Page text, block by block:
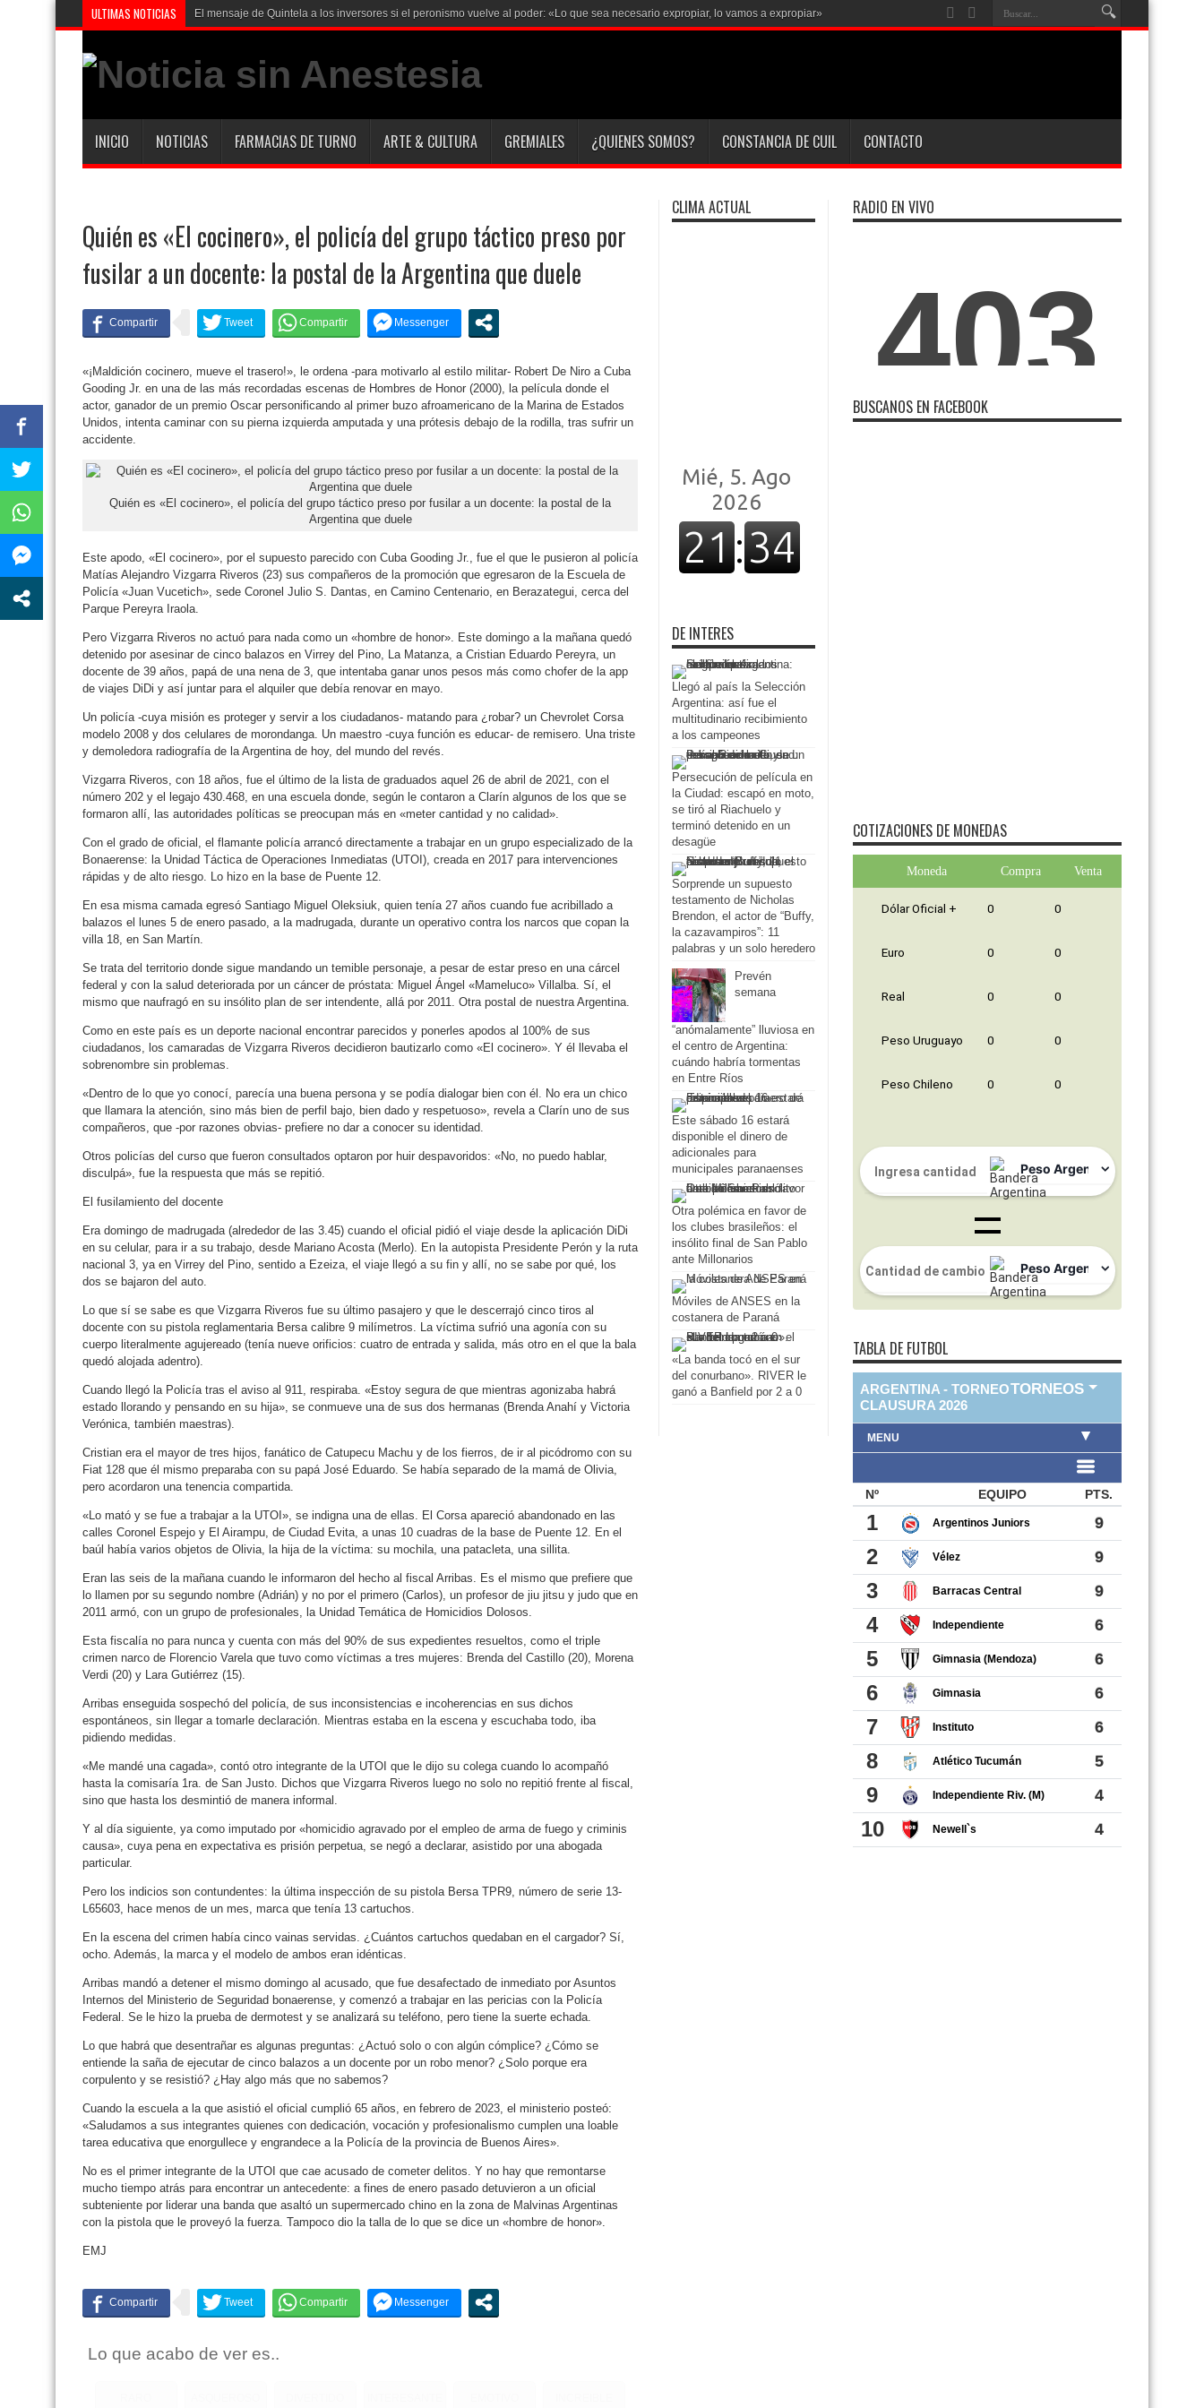
ULTIMAS NOTICIAS El mensaje de Quintela a los inversores si el peronismo vuelve al poder: «Lo que sea necesario expropiar, lo vamos a expropiar»
INICIO NOTICIAS FARMACIAS DE TURNO ARTE & CULTURA GREMIALES ¿QUIENES SOMOS? CONSTANCIA DE CUIL CONTACTO
Quién es «El cocinero», el policía del grupo táctico preso por
fusilar a un docente: la postal de la Argentina que duele
«¡Maldición cocinero, mueve el trasero!», le ordena -para motivarlo al estilo militar- Robert De Niro a Cuba
Gooding Jr. en una de las más recordadas escenas de Hombres de Honor (2000), la película donde el
actor, ganador de un premio Oscar personificando al primer buzo afroamericano de la Marina de Estados
Unidos, intenta caminar con su pierna izquierda amputada y una prótesis debajo de la rodilla, tras sufrir un
accidente.
Quién es «El cocinero», el policía del grupo táctico preso por fusilar a un docente: la postal de la
Argentina que duele
Este apodo, «El cocinero», por el supuesto parecido con Cuba Gooding Jr., fue el que le pusieron al policía
Matías Alejandro Vizgarra Riveros (23) sus compañeros de la promoción que egresaron de la Escuela de
Policía «Juan Vucetich», sede Coronel Julio S. Dantas, en Camino Centenario, en Berazategui, cerca del
Parque Pereyra Iraola.
Pero Vizgarra Riveros no actuó para nada como un «hombre de honor». Este domingo a la mañana quedó
detenido por asesinar de cinco balazos en Virrey del Pino, La Matanza, a Cristian Eduardo Pereyra, un
docente de 39 años, papá de una nena de 3, que intentaba ganar unos pesos más como chofer de la app
de viajes DiDi y así juntar para el alquiler que debía renovar en mayo.
Un policía -cuya misión es proteger y servir a los ciudadanos- matando para ¿robar? un Chevrolet Corsa
modelo 2008 y dos celulares de morondanga. Un maestro -cuya función es educar- de remisero. Una triste
y demoledora radiografía de la Argentina de hoy, del mundo del revés.
Vizgarra Riveros, con 18 años, fue el último de la lista de graduados aquel 26 de abril de 2021, con el
número 202 y el legajo 430.468, en una escuela donde, según le contaron a Clarín algunos de los que se
formaron allí, las autoridades políticas se preocupan más en «meter cantidad y no calidad».
Con el grado de oficial, el flamante policía arrancó directamente a trabajar en un grupo especializado de la
Bonaerense: la Unidad Táctica de Operaciones Inmediatas (UTOI), creada en 2017 para intervenciones
rápidas y de alto riesgo. Lo hizo en la base de Puente 12.
En esa misma camada egresó Santiago Miguel Oleksiuk, quien tenía 27 años cuando fue acribillado a
balazos el lunes 5 de enero pasado, a la madrugada, durante un operativo contra los narcos que copan la
villa 18, en San Martín.
Se trata del territorio donde sigue mandando un temible personaje, a pesar de estar preso en una cárcel
federal y con la salud deteriorada por un cáncer de próstata: Miguel Ángel «Mameluco» Villalba. Sí, el
mismo que naufragó en su insólito plan de ser intendente, allá por 2011. Otra postal de nuestra Argentina.
Como en este país es un deporte nacional encontrar parecidos y ponerles apodos al 100% de sus
ciudadanos, los camaradas de Vizgarra Riveros decidieron bautizarlo como «El cocinero». Y él llevaba el
sobrenombre sin problemas.
«Dentro de lo que yo conocí, parecía una buena persona y se podía dialogar bien con él. No era un chico
que llamara la atención, sino más bien de perfil bajo, bien dado y respetuoso», revela a Clarín uno de sus
compañeros, que -por razones obvias- prefiere no dar a conocer su identidad.
Otros policías del curso que fueron consultados optaron por huir despavoridos: «No, no puedo hablar,
disculpá», fue la respuesta que más se repitió.
El fusilamiento del docente
Era domingo de madrugada (alrededor de las 3.45) cuando el oficial pidió el viaje desde la aplicación DiDi
en su celular, para ir a su trabajo, desde Mariano Acosta (Merlo). En la autopista Presidente Perón y la ruta
nacional 3, ya en Virrey del Pino, sentido a Ezeiza, el viaje llegó a su fin y allí, no se sabe por qué, los
dos se bajaron del auto.
Lo que sí se sabe es que Vizgarra Riveros fue su último pasajero y que le descerrajó cinco tiros al
docente con su pistola reglamentaria Bersa calibre 9 milímetros. La víctima sufrió una agonía con su
cuerpo literalmente agujereado (tenía nueve orificios: cuatro de entrada y salida, más otro en el que la bala
quedó alojada adentro).
Cuando llegó la Policía tras el aviso al 911, respiraba. «Estoy segura de que mientras agonizaba habrá
estado llorando y pensando en su hija», se conmueve una de sus dos hermanas (Brenda Anahí y Victoria
Verónica, también maestras).
Cristian era el mayor de tres hijos, fanático de Catupecu Machu y de los fierros, de ir al picódromo con su
Fiat 128 que él mismo preparaba con su papá José Eduardo. Se había separado de la mamá de Olivia,
pero acordaron una tenencia compartida.
«Lo mató y se fue a trabajar a la UTOI», se indigna una de ellas. El Corsa apareció abandonado en las
calles Coronel Espejo y El Airampu, de Ciudad Evita, a unas 10 cuadras de la base de Puente 12. En el
baúl había varios objetos de Olivia, la hija de la víctima: su mochila, una patacleta, una sillita.
Eran las seis de la mañana cuando le informaron del hecho al fiscal Arribas. Es el mismo que prefiere que
lo llamen por su segundo nombre (Adrián) y no por el primero (Carlos), un profesor de jiu jitsu y judo que en
2011 armó, con un grupo de profesionales, la Unidad Temática de Homicidios Dolosos.
Esta fiscalía no para nunca y cuenta con más del 90% de sus expedientes resueltos, como el triple
crimen narco de Florencio Varela que tuvo como víctimas a tres mujeres: Brenda del Castillo (20), Morena
Verdi (20) y Lara Gutiérrez (15).
Arribas enseguida sospechó del policía, de sus inconsistencias e incoherencias en sus dichos
espontáneos, sin llegar a tomarle declaración. Mientras estaba en la escena y escuchaba todo, iba
pidiendo medidas.
«Me mandé una cagada», contó otro integrante de la UTOI que le dijo su colega cuando lo acompañó
hasta la comisaría 1ra. de San Justo. Dichos que Vizgarra Riveros luego no solo no repitió frente al fiscal,
sino que hasta los desmintió de manera informal.
Y al día siguiente, ya como imputado por «homicidio agravado por el empleo de arma de fuego y criminis
causa», cuya pena en expectativa es prisión perpetua, se negó a declarar, asistido por una abogada
particular.
Pero los indicios son contundentes: la última inspección de su pistola Bersa TPR9, número de serie 13-
L65603, hace menos de un mes, marca que tenía 13 cartuchos.
En la escena del crimen había cinco vainas servidas. ¿Cuántos cartuchos quedaban en el cargador? Sí,
ocho. Además, la marca y el modelo de ambos eran idénticas.
Arribas mandó a detener el mismo domingo al acusado, que fue desafectado de inmediato por Asuntos
Internos del Ministerio de Seguridad bonaerense, y comenzó a trabajar en las pericias con la Policía
Federal. Se le hizo la prueba de dermotest y se analizará su teléfono, pero tiene la suerte echada.
Lo que habrá que desentrañar es algunas preguntas: ¿Actuó solo o con algún cómplice? ¿Cómo se
entiende la saña de ejecutar de cinco balazos a un docente por un robo menor? ¿Solo porque era
corpulento y se resistió? ¿Hay algo más que no sabemos?
Cuando la escuela a la que asistió el oficial cumplió 65 años, en febrero de 2023, el ministerio posteó:
«Saludamos a sus integrantes quienes con dedicación, vocación y profesionalismo cumplen una loable
tarea educativa que enorgullece y engrandece a la Policía de la provincia de Buenos Aires».
No es el primer integrante de la UTOI que cae acusado de cometer delitos. Y no hay que remontarse
mucho tiempo atrás para encontrar un antecedente: a fines de enero pasado detuvieron a un oficial
subteniente por liderar una banda que asaltó un supermercado chino en la zona de Malvinas Argentinas
con la pistola que le proveyó la fuerza. Tampoco dio la talla de lo que se dice un «hombre de honor».
EMJ
Lo que acabo de ver es..
CLIMA ACTUAL
DE INTERES
Llegó al país la Selección
Argentina: así fue el
multitudinario recibimiento
a los campeones
Persecución de película en
la Ciudad: escapó en moto,
se tiró al Riachuelo y
terminó detenido en un
desagüe
Sorprende un supuesto
testamento de Nicholas
Brendon, el actor de “Buffy,
la cazavampiros”: 11
palabras y un solo heredero
Prevén
semana
“anómalamente” lluviosa en
el centro de Argentina:
cuándo habría tormentas
en Entre Ríos
Este sábado 16 estará
disponible el dinero de
adicionales para
municipales paranaenses
Otra polémica en favor de
los clubes brasileños: el
insólito final de San Pablo
ante Millonarios
Móviles de ANSES en la
costanera de Paraná
«La banda tocó en el sur
del conurbano». RIVER le
ganó a Banfield por 2 a 0
RADIO EN VIVO
BUSCANOS EN FACEBOOK
COTIZACIONES DE MONEDAS
Moneda Compra Venta
Dólar Oficial + 0 0
Euro 0 0
Real 0 0
Peso Uruguayo 0 0
Peso Chileno 0 0
TABLA DE FUTBOL